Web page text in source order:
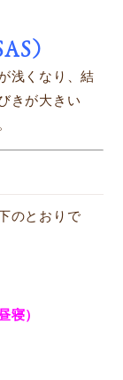
）
浅くなり、結
きが大きい
のとおりで
寝）